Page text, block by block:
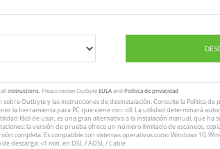
instrustions . Please review OutbyteEULAandPolítica de privacidad
sobreOutbytey las instruccionesde desinstalación. Consultela Política de
la herramienta para PC que viene con: dll. La utilidad determinará
fácil de usar, es una gran alternativa a la instalación manual, que ha
la versión de prueba ofrece un número ilimitado de escaneos,
completa. Es compatible con sistemas operativos como Windows 10,
descarga: <1 min. en DSL / ADSL / Cable